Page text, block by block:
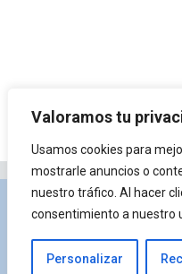
Valoramos tu
Usamos cookies para
mostrarle anuncios o
nuestro tráfico. Al hacer
consentimiento a nuestro
Personalizar
Privacidad y
arquitectura Lista
© 2026 Arkiplus •